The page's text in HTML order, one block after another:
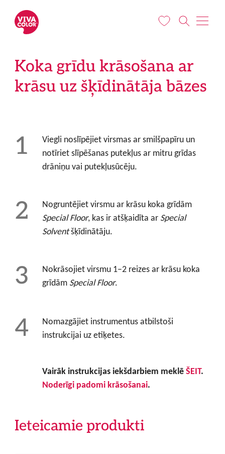
Koka grīdu krāsošana ar
krāsu uz šķīdinātāja bāzes
Viegli noslīpējiet virsmas ar smilšpapīru un
notīriet slīpēšanas putekļus ar mitru grīdas
drāniņu vai putekļusūcēju.
Nogruntējiet virsmu ar krāsu koka grīdām
Special Floor, kas ir atšķaidīta ar Special
Solventšķīdinātāju.
Nokrāsojiet virsmu 1–2 reizes ar krāsu koka
grīdām Special Floor.
Nomazgājiet instrumentus atbilstoši
instrukcijai uz etiķetes.
Vairāk instrukcijas iekšdarbiem meklēŠEIT.
Noderīgi padomi krāsošanai.
Ieteicamie produkti